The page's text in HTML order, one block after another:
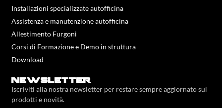
Installazioni specializzate autofficina
Assistenza e manutenzione autofficina
Allestimento Furgoni
Corsi di Formazione e Demo in struttura
Download
newsletter
Iscriviti alla nostra newsletter per restare sempre aggiornato sui
prodotti e novità.